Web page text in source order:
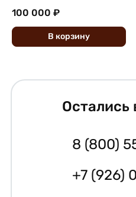
100 000 ₽
В корзину
Остались
8 (800)
+7 (926)